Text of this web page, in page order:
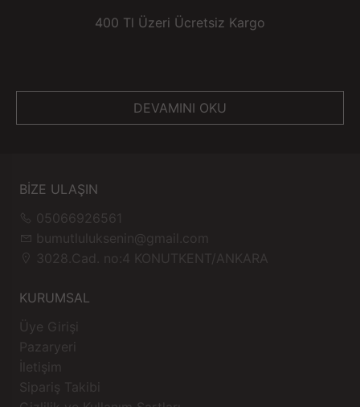
400 Tl Üzeri Ücretsiz Kargo
DEVAMINI OKU
BİZE ULAŞIN
05066926561
bumutluluksenin@gmail.com
3028.Cad. no:4 KONUTKENT/ANKARA
KURUMSAL
Üye Girişi
Pazaryeri
İletişim
Sipariş Takibi